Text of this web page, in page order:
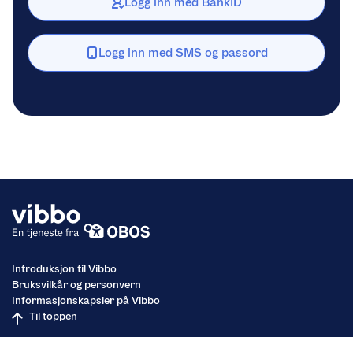
Logg inn med SMS og passord
Introduksjon til Vibbo
Bruksvilkår og personvern
Informasjonskapsler på Vibbo
Til toppen